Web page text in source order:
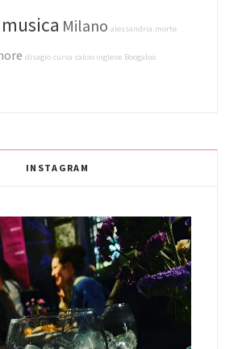
musica Milano alessandria morte
disagio curva calcio inglese Boogaloo
INSTAGRAM